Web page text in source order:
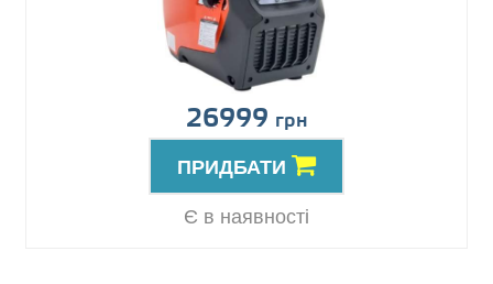
26999 грн
ПРИДБАТИ
Є в наявності